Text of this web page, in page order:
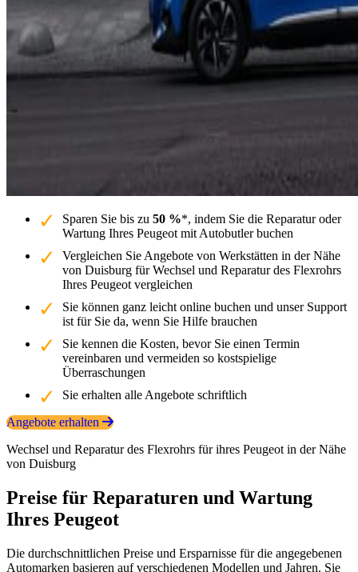
Sparen Sie bis zu 50 %*, indem Sie die Reparatur oder
Wartung Ihres Peugeot mit Autobutler buchen
Vergleichen Sie Angebote von Werkstätten in der Nähe
von Duisburg für Wechsel und Reparatur des Flexrohrs
Ihres Peugeot vergleichen
Sie können ganz leicht online buchen und unser Support
ist für Sie da, wenn Sie Hilfe brauchen
Sie kennen die Kosten, bevor Sie einen Termin
vereinbaren und vermeiden so kostspielige
Überraschungen
Sie erhalten alle Angebote schriftlich
Angebote erhalten
Wechsel und Reparatur des Flexrohrs für ihres Peugeot in der Nähe
von Duisburg
Preise für Reparaturen und Wartung
Ihres Peugeot
Die durchschnittlichen Preise und Ersparnisse für die angegebenen
Automarken basieren auf verschiedenen Modellen und Jahren. Sie